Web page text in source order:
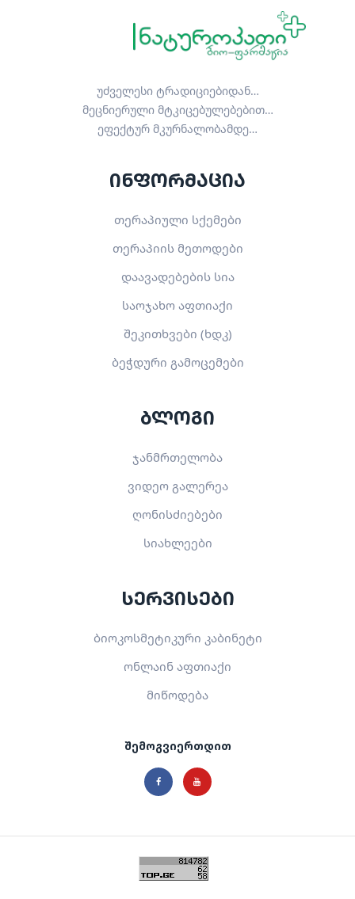
უძველესი ტრადიციებიდან…
მეცნიერული მტკიცებულებებით…
ეფექტურ მკურნალობამდე…
ინფორმაცია
თერაპიული სქემები
თერაპიის მეთოდები
დაავადებების სია
საოჯახო აფთიაქი
შეკითხვები (ხდკ)
ბეჭდური გამოცემები
ბლოგი
ჯანმრთელობა
ვიდეო გალერეა
ღონისძიებები
სიახლეები
სერვისები
ბიოკოსმეტიკური კაბინეტი
ონლაინ აფთიაქი
მიწოდება
შემოგვიერთდით